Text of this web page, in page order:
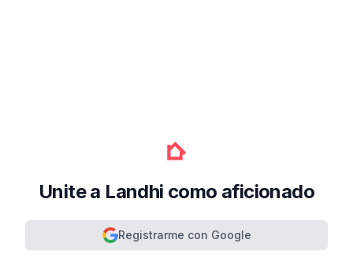
Unite a Landhi como aficionado
Registrarme con Google